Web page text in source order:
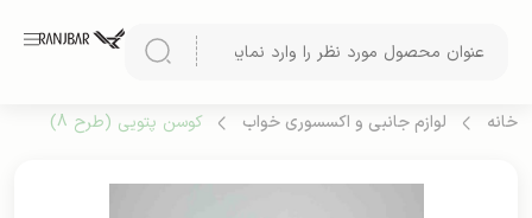
خانه لوازم جانبی و اکسسوری خواب کوسن پتویی (طرح 8)